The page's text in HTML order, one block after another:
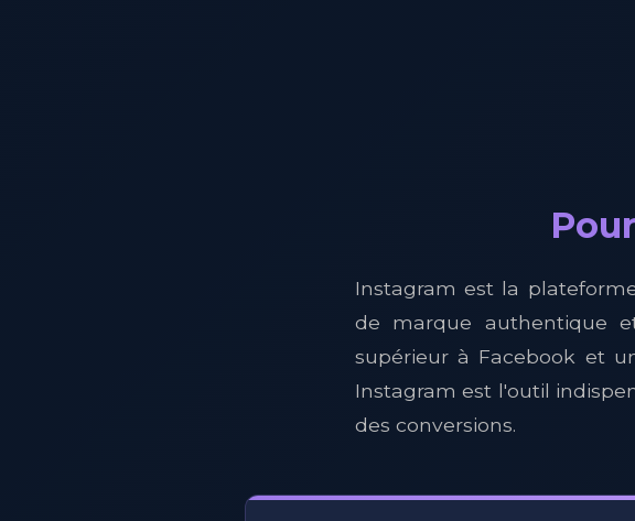
Instagram est la
de marque authentique
supérieur à Facebook et
Instagram est l'outil
des conversions.